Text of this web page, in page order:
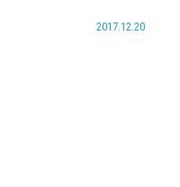
2017.12.20